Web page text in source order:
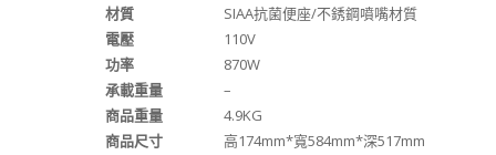
材質
SIAA抗菌便座/不銹鋼噴嘴材質
電壓
110V
功率
870W
承載重量
–
商品重量
4.9KG
商品尺寸
高174mm*寬584mm*深517mm